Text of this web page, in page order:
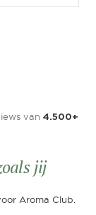
van 4.500+
jij
Aroma Club.